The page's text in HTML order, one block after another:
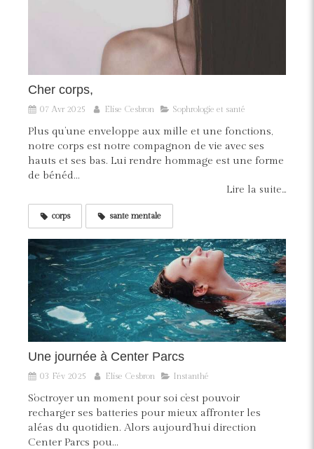
Cher corps,
07 Avr 2025 Elise Cesbron Sophrologie et santé
Plus qu’une enveloppe aux mille et une fonctions,
notre corps est notre compagnon de vie avec ses
hauts et ses bas. Lui rendre hommage est une forme
de bénéd...
Lire la suite...
corps sante mentale
Une journée à Center Parcs
03 Fév 2025 Elise Cesbron Instanthé
S’octroyer un moment pour soi c’est pouvoir
recharger ses batteries pour mieux affronter les
aléas du quotidien. Alors aujourd’hui direction
Center Parcs pou...